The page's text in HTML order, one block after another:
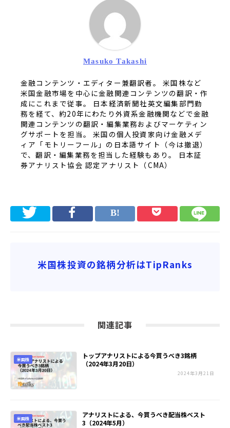
Masuko Takashi
金融コンテンツ・エディター兼翻訳者。 米国株など
米国金融市場を中心に金融関連コンテンツの翻訳・作
成にこれまで従事。 日本経済新聞社英文編集部門勤
務を経て、約20年にわたり外資系金融機関などで金融
関連コンテンツの翻訳・編集業務およびマーケティン
グサポートを担当。 米国の個人投資家向け金融メデ
ィア「モトリーフール」の日本語サイト（今は撤退）
で、翻訳・編集業務を担当した経験もあり。 日本証
券アナリスト協会 認定アナリスト（CMA）
米国株投資の銘柄分析はTipRanks
関連記事
米国株
トップアナリストによる今買うべき3銘柄
（2024年3月20日）
2024年3月21日
米国株
アナリストによる、今買うべき配当株ベスト
3（2024年5月）